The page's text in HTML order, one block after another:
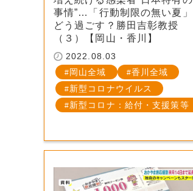
事情”…「行動制限の無い夏」
どう過ごす？勝田吉彰教授
（３）【岡山・香川】
2022.08.03
岡山全域
香川全域
新型コロナウイルス
新型コロナ：給付・支援策等